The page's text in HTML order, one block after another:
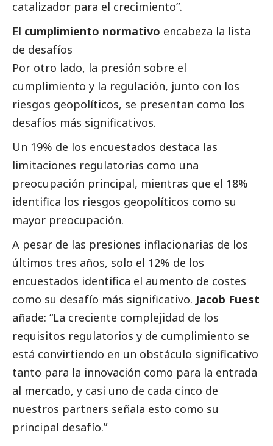
catalizador para el crecimiento”.
El cumplimiento normativo encabeza la lista
de desafíos
Por otro lado, la presión sobre el
cumplimiento y la regulación, junto con los
riesgos geopolíticos, se presentan como los
desafíos más significativos.
Un 19% de los encuestados destaca las
limitaciones regulatorias como una
preocupación principal, mientras que el 18%
identifica los riesgos geopolíticos como su
mayor preocupación.
A pesar de las presiones inflacionarias de los
últimos tres años, solo el 12% de los
encuestados identifica el aumento de costes
como su desafío más significativo. Jacob Fuest
añade: “La creciente complejidad de los
requisitos regulatorios y de cumplimiento se
está convirtiendo en un obstáculo significativo
tanto para la innovación como para la entrada
al mercado, y casi uno de cada cinco de
nuestros partners señala esto como su
principal desafío.”